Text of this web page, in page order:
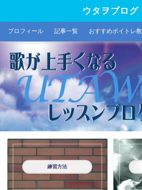
ウタヲブログ
プロフィール 記事一覧 おすすめボイトレ
練習方法